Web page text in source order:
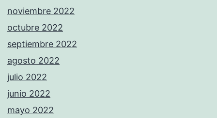
noviembre 2022
octubre 2022
septiembre 2022
agosto 2022
julio 2022
junio 2022
mayo 2022